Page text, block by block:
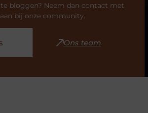
bloggen? Neem dan contact met
bij onze community.
Ons team